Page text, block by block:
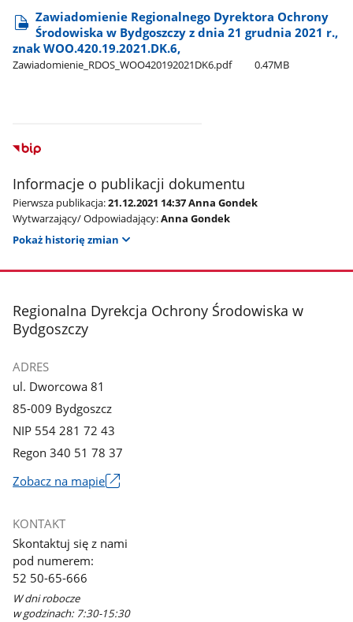
Zawiadomienie Regionalnego Dyrektora Ochrony
Środowiska w Bydgoszczy z dnia 21 grudnia 2021 r.,
znak WOO.420.19.2021.DK.6,
Zawiadomienie​_RDOS​_WOO420192021DK6.pdf 0.47MB
Informacje o publikacji dokumentu
Pierwsza publikacja:21.12.2021 14:37 Anna Gondek
Wytwarzający/ Odpowiadający:Anna Gondek
Pokaż historię zmian
stopka
Regionalna Dyrekcja Ochrony Środowiska w
Bydgoszczy
ADRES
ul. Dworcowa 81
85-009 Bydgoszcz
NIP 554 281 72 43
Regon 340 51 78 37
Zobacz na mapie
się
w
nowym
oknie
KONTAKT
Skontaktuj się z nami
pod numerem:
52 50-65-666
W dni robocze
w godzinach: 7:30-15:30